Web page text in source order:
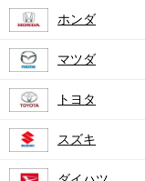
ホンダ
マツダ
トヨタ
スズキ